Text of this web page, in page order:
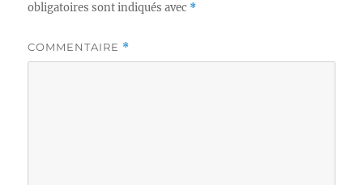
obligatoires sont indiqués avec *
COMMENTAIRE *